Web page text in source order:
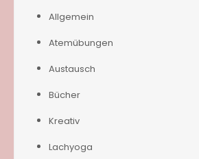
Allgemein
Atemübungen
Austausch
Bücher
Kreativ
Lachyoga